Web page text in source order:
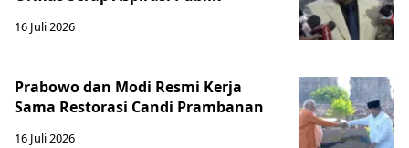
16 Juli 2026
Prabowo dan Modi Resmi Kerja
Sama Restorasi Candi Prambanan
16 Juli 2026